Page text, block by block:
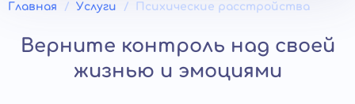
Главная Услуги Психические расстройства
Верните контроль над своей
жизнью и эмоциями